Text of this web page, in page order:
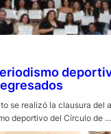
se realizó la clausura del
deportivo del Círculo de …